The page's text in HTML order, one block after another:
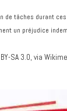
de tâches durant
un préjudice
SA 3.0, via